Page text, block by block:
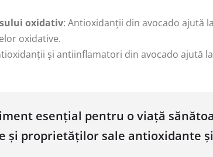
oxidativ: Antioxidanții din avocado ajută
oxidative.
și antiinflamatori din avocado ajută
esențial pentru o viață
și proprietăților sale antioxidante